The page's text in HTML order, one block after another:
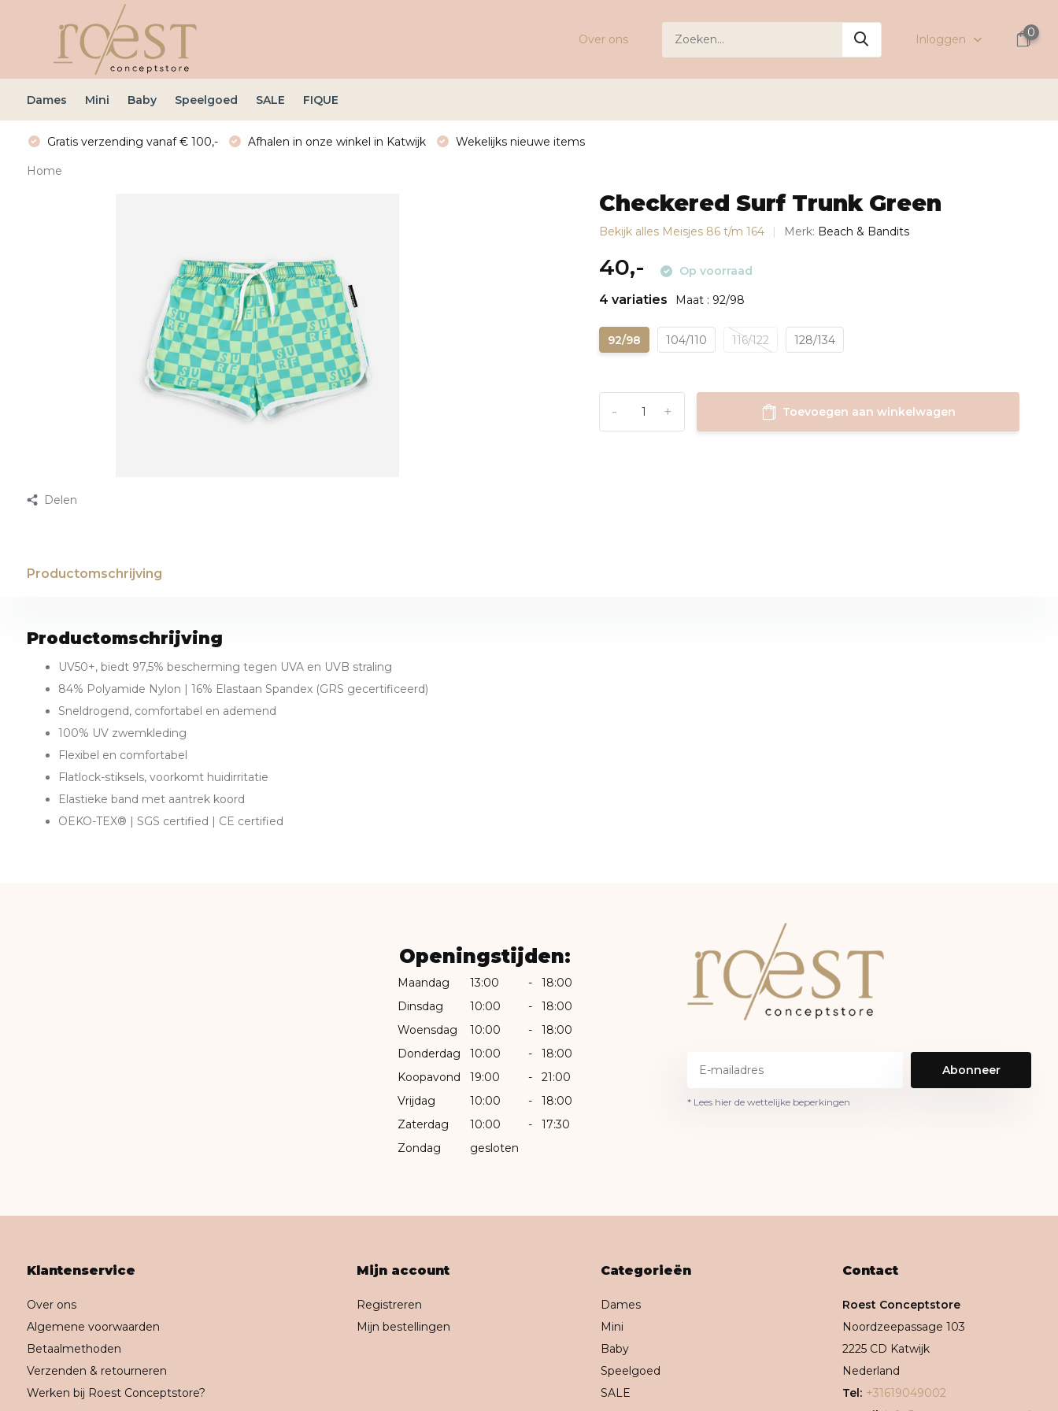
Over ons Inloggen
0
Dames Mini Baby Speelgoed SALE FIQUE
Gratis verzending vanaf € 100,- Afhalen in onze winkel in Katwijk Wekelijks nieuwe items
Home
Delen
Checkered Surf Trunk Green
Bekijk alles Meisjes 86 t/m 164 Merk: Beach & Bandits
40,- Op voorraad
4 variaties Maat : 92/98
92/98 104/110 116/122 128/134
+
- Toevoegen aan winkelwagen
Productomschrijving
Productomschrijving
UV50+, biedt 97,5% bescherming tegen UVA en UVB straling
84% Polyamide Nylon | 16% Elastaan Spandex (GRS gecertificeerd)
Sneldrogend, comfortabel en ademend
100% UV zwemkleding
Flexibel en comfortabel
Flatlock-stiksels, voorkomt huidirritatie
Elastieke band met aantrek koord
OEKO-TEX® | SGS certified | CE certified
Openingstijden:
Maandag 13:00 -
18:00
Dinsdag
10:00 -
18:00
Woensdag
10:00 -
18:00
Donderdag
10:00 -
18:00
Koopavond
19:00 -
21:00
Vrijdag
10:00 -
18:00
Zaterdag
10:00 -
17:30
Zondag
gesloten
Abonneer
* Lees hier de wettelijke beperkingen
Klantenservice
Over ons
Algemene voorwaarden
Betaalmethoden
Verzenden & retourneren
Werken bij Roest Conceptstore?
Mijn account
Registreren
Mijn bestellingen
Categorieën
Dames
Mini
Baby
Speelgoed
SALE
Contact
Roest Conceptstore
Noordzeepassage 103
2225 CD Katwijk
Nederland
Tel: +31619049002